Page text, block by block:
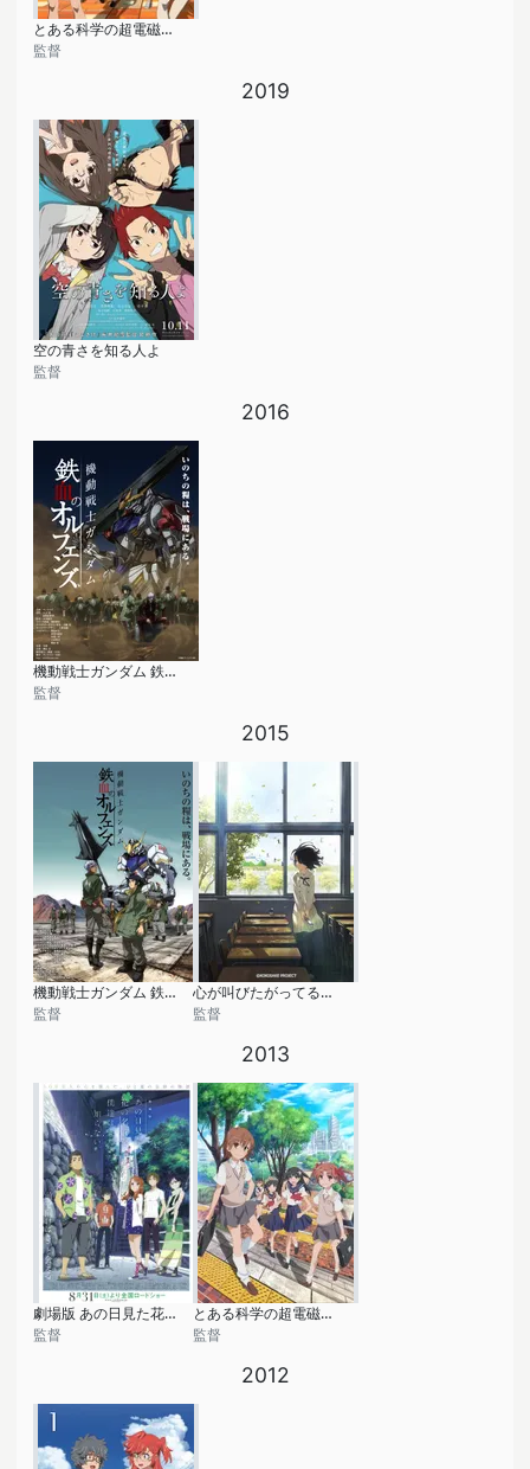
とある科学の超電磁砲T
監督
2019
空の青さを知る人よ
監督
2016
機動戦士ガンダム 鉄血のオルフェンズ 第2期
監督
2015
機動戦士ガンダム 鉄血のオルフェンズ
監督
心が叫びたがってるんだ。
監督
2013
劇場版 あの日見た花の名前を僕達はまだ知らない。
監督
とある科学の超電磁砲S
監督
2012